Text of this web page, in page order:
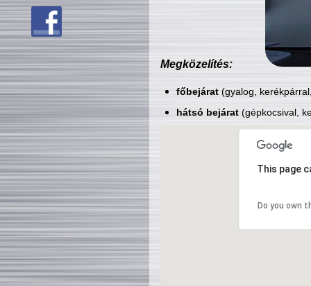
Megközelítés:
főbejárat(gyalog,
hátsó bejárat(gépkocsival,
This page
Do you own